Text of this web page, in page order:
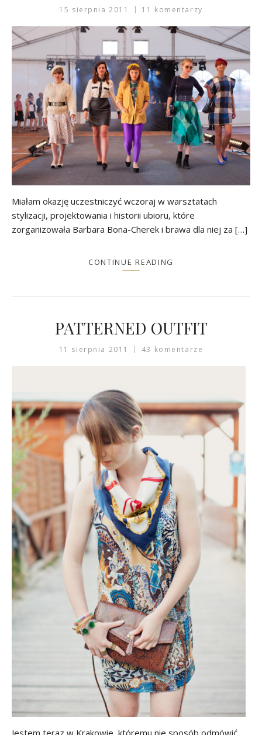
15 sierpnia 2011 11 komentarzy
Miałam okazję uczestniczyć wczoraj w warsztatach
stylizacji, projektowania i historii ubioru, które
zorganizowała Barbara Bona-Cherek i brawa dla niej za […]
CONTINUE READING
PATTERNED OUTFIT
11 sierpnia 2011 43 komentarze
Jestem teraz w Krakowie, któremu nie sposób odmówić